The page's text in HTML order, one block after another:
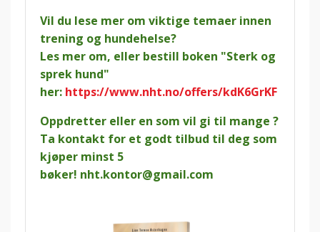
Vil du lese mer om viktige temaer innen
trening og hundehelse?
Les mer om, eller bestill boken "Sterk og
sprek hund"
her: https://www.nht.no/offers/kdK6GrKF
Oppdretter eller en som vil gi til mange ?
Ta kontakt for et godt tilbud til deg som
kjøper minst 5
bøker! nht.kontor@gmail.com